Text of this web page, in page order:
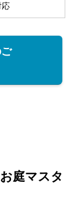
応
庭マスタ